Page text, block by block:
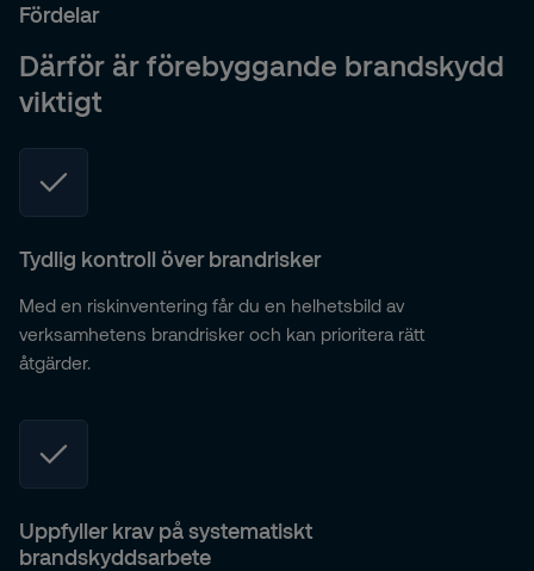
Fördelar
Därför är förebyggande brandskydd
viktigt
Tydlig kontroll över brandrisker
Med en riskinventering får du en helhetsbild av
verksamhetens brandrisker och kan prioritera rätt
åtgärder.
Uppfyller krav på systematiskt
brandskyddsarbete